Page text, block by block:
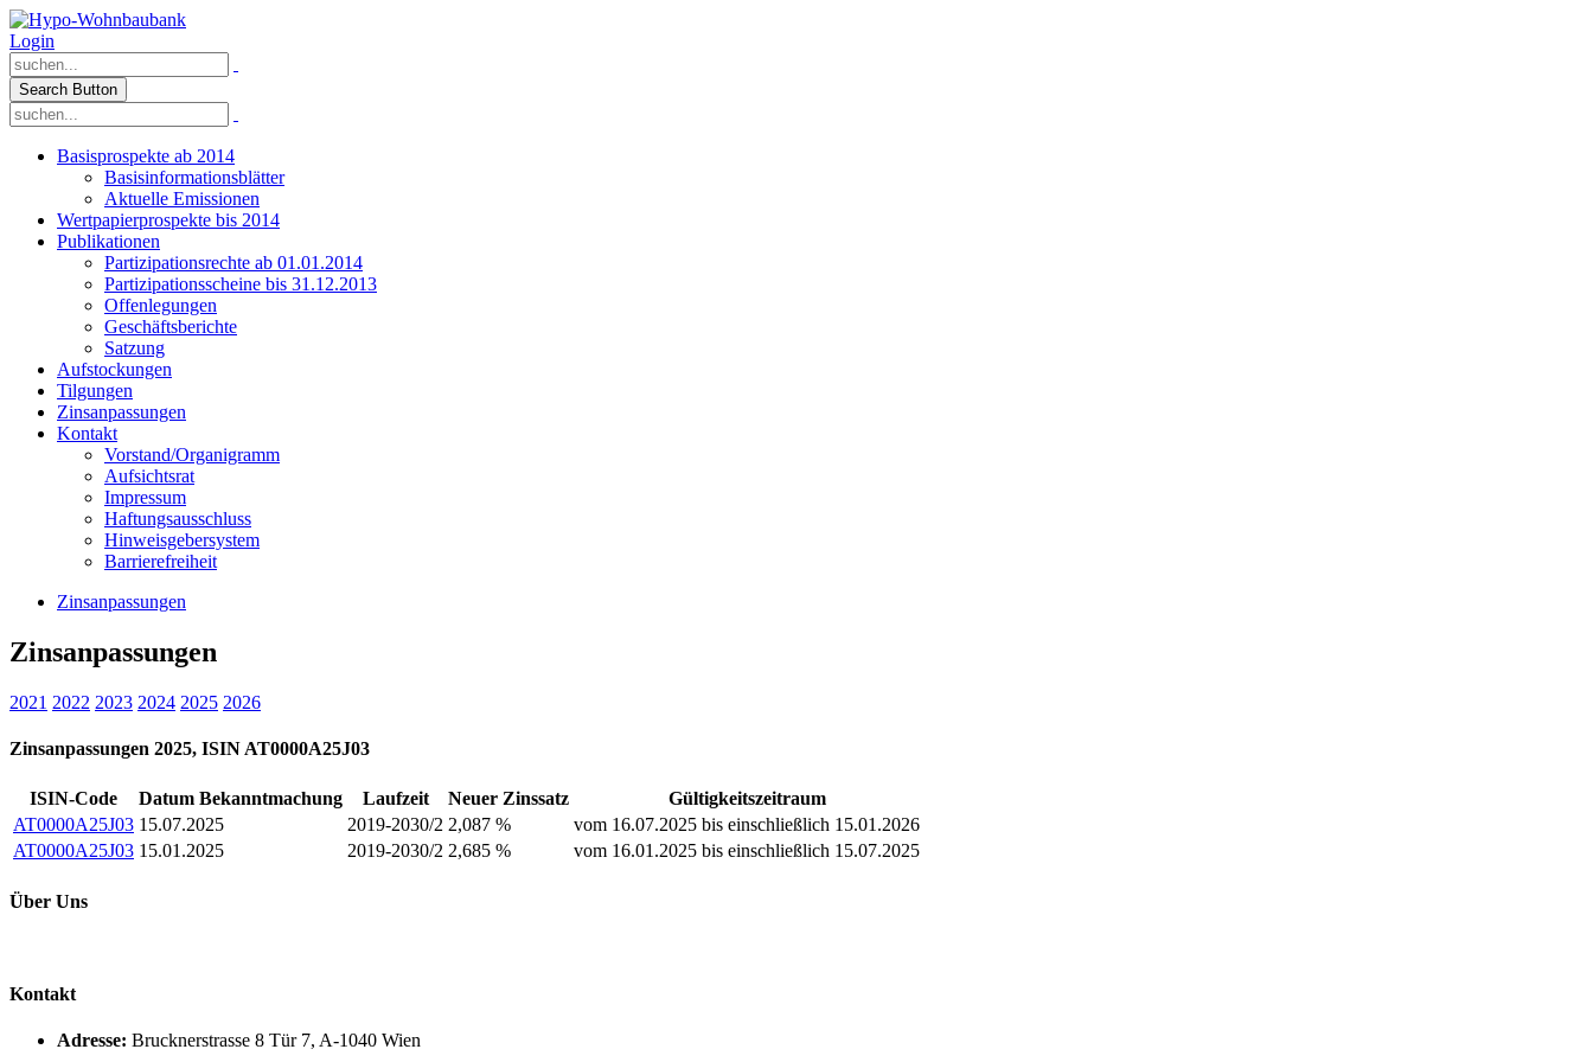
Login
Search Button
Basisprospekte ab 2014
Basisinformationsblätter
Aktuelle Emissionen
Wertpapierprospekte bis 2014
Publikationen
Partizipationsrechte ab 01.01.2014
Partizipationsscheine bis 31.12.2013
Offenlegungen
Geschäftsberichte
Satzung
Aufstockungen
Tilgungen
Zinsanpassungen
Kontakt
Vorstand/Organigramm
Aufsichtsrat
Impressum
Haftungsausschluss
Hinweisgebersystem
Barrierefreiheit
Zinsanpassungen
Zinsanpassungen
2021 2022 2023 2024 2025 2026
Zinsanpassungen 2025, ISIN AT0000A25J03
ISIN-Code Datum Bekanntmachung Laufzeit Neuer Zinssatz
Gültigkeitszeitraum
AT0000A25J03 15.07.2025 2019-2030/2 2,087 %
vom 16.07.2025 bis einschließlich 15.01.2026
AT0000A25J03 15.01.2025 2019-2030/2 2,685 % vom 16.01.2025 bis einschließlich 15.07.2025
Über Uns
Kontakt
Adresse: Brucknerstrasse 8 Tür 7, A-1040 Wien